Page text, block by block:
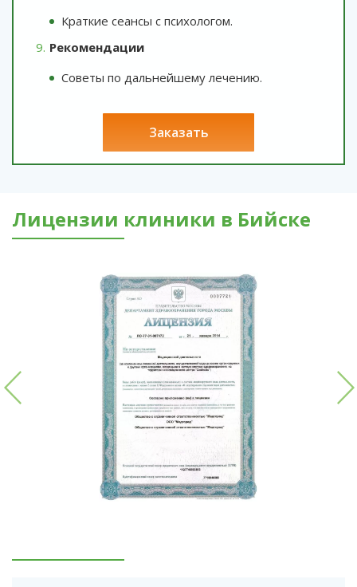
Краткие сеансы с психологом.
Рекомендации
Советы по дальнейшему лечению.
заказать
Лицензии клиники в Бийске